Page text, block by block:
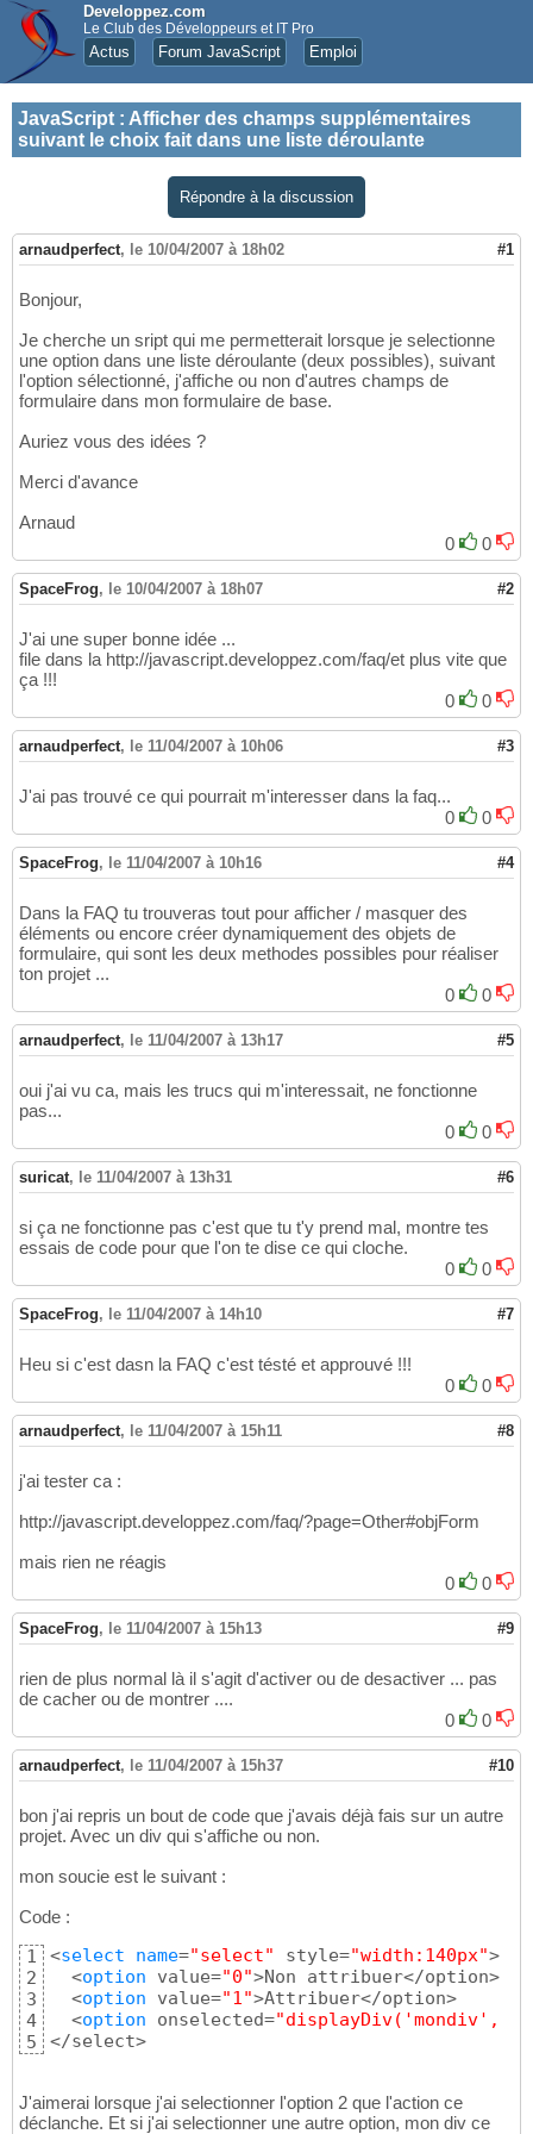
Developpez.com
Le Club des Développeurs et IT Pro
Actus Forum JavaScript Emploi
JavaScript : Afficher des champs supplémentaires
suivant le choix fait dans une liste déroulante
Répondre à la discussion
arnaudperfect, le 10/04/2007 à 18h02 #1
Bonjour,
Je cherche un sript qui me permetterait lorsque je selectionne
une option dans une liste déroulante (deux possibles), suivant
l'option sélectionné, j'affiche ou non d'autres champs de
formulaire dans mon formulaire de base.
Auriez vous des idées ?
Merci d'avance
Arnaud
0
0
SpaceFrog, le 10/04/2007 à 18h07 #2
J'ai une super bonne idée ...
file dans la http://javascript.developpez.com/faq/et plus vite que
ça !!!
0
0
arnaudperfect, le 11/04/2007 à 10h06 #3
J'ai pas trouvé ce qui pourrait m'interesser dans la faq...
0
0
SpaceFrog, le 11/04/2007 à 10h16 #4
Dans la FAQ tu trouveras tout pour afficher / masquer des
éléments ou encore créer dynamiquement des objets de
formulaire, qui sont les deux methodes possibles pour réaliser
ton projet ...
0
0
arnaudperfect, le 11/04/2007 à 13h17 #5
oui j'ai vu ca, mais les trucs qui m'interessait, ne fonctionne
pas...
0
0
suricat, le 11/04/2007 à 13h31 #6
si ça ne fonctionne pas c'est que tu t'y prend mal, montre tes
essais de code pour que l'on te dise ce qui cloche.
0
0
SpaceFrog, le 11/04/2007 à 14h10 #7
Heu si c'est dasn la FAQ c'est tésté et approuvé !!!
0
0
arnaudperfect, le 11/04/2007 à 15h11 #8
j'ai tester ca :
http://javascript.developpez.com/faq/?page=Other#objForm
mais rien ne réagis
0
0
SpaceFrog, le 11/04/2007 à 15h13 #9
rien de plus normal là il s'agit d'activer ou de desactiver ... pas
de cacher ou de montrer ....
0
0
arnaudperfect, le 11/04/2007 à 15h37 #10
bon j'ai repris un bout de code que j'avais déjà fais sur un autre
projet. Avec un div qui s'affiche ou non.
mon soucie est le suivant :
Code :
1
2
3
4
5
<select name="select" style="width:140px">
  <
option value="0">Non attribuer</option>
  <
option value="1">Attribuer</option>
  <
option onselected="displayDiv('mondiv',
</select>
J'aimerai lorsque j'ai selectionner l'option 2 que l'action ce
déclanche. Et si j'ai selectionner une autre option, mon div ce